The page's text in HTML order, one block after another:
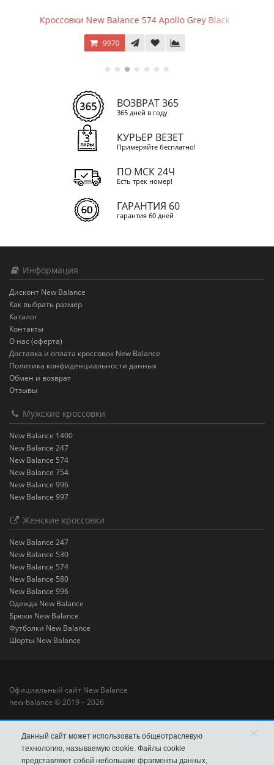
Grey Black Кроссовки New Balance 574
ВОЗВРАТ 365
365 дней в году
КУРЬЕР ВЕЗЕТ
Примеряйте бесплатно!
ПО МСК 24Ч
Есть трек номер!
ГАРАНТИЯ 60
гарантия 60 дней
Информация
Дисконт New Balance
Как выбрать размер
Каталог
Контакты
О нас (оферта)
Доставка и оплата кроссовок New Balance
Политика конфиденциальности данных
Обмен и возврат
Отзывы
Мужские кроссовки
New Balance 1400
New Balance 247
New Balance 574
New Balance 754
New Balance 996
New Balance 997
Женские кроссовки
New Balance 247
New Balance 530
New Balance 574
New Balance 580
New Balance 996
Одежда New Balance
Брюки New Balance
Футболки New Balance
Шорты New Balance
Официальный сайт New Balance
new-balance © 2019 – 2026
Данный сайт может использовать общеотраслевую
технологию, называемую cookie. Файлы cookie
представляют собой небольшие фрагменты данных,
×